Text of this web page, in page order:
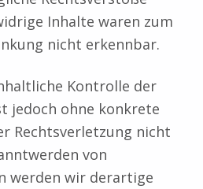
Inhalte waren zum
nicht erkennbar.
Kontrolle der
jedoch ohne konkrete
Rechtsverletzung nicht
von
werden wir derartige